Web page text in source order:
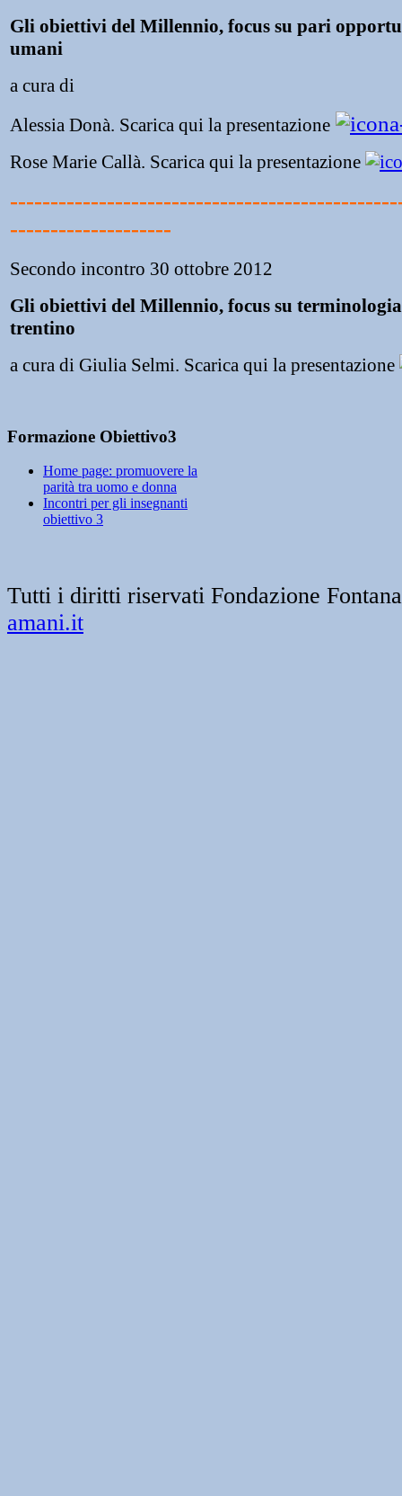
Gli obiettivi del Millennio, focus su pari
umani
a cura di
Alessia Donà. Scarica qui la presentazione
Rose Marie Callà. Scarica qui la presentazione
--------------------
Secondo incontro 30 ottobre 2012
Gli obiettivi del Millennio, focus su terminologia
trentino
a cura di Giulia Selmi. Scarica qui la presentazione
Formazione Obiettivo3
Home page: promuovere la
parità tra uomo e donna
Incontri per gli insegnanti
obiettivo 3
Tutti i diritti riservati Fondazione
amani.it